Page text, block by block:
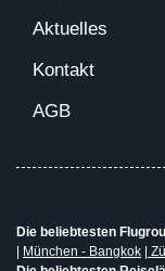
Aktuelles
Kontakt
AGB
Die beliebtesten
München - Bangkok